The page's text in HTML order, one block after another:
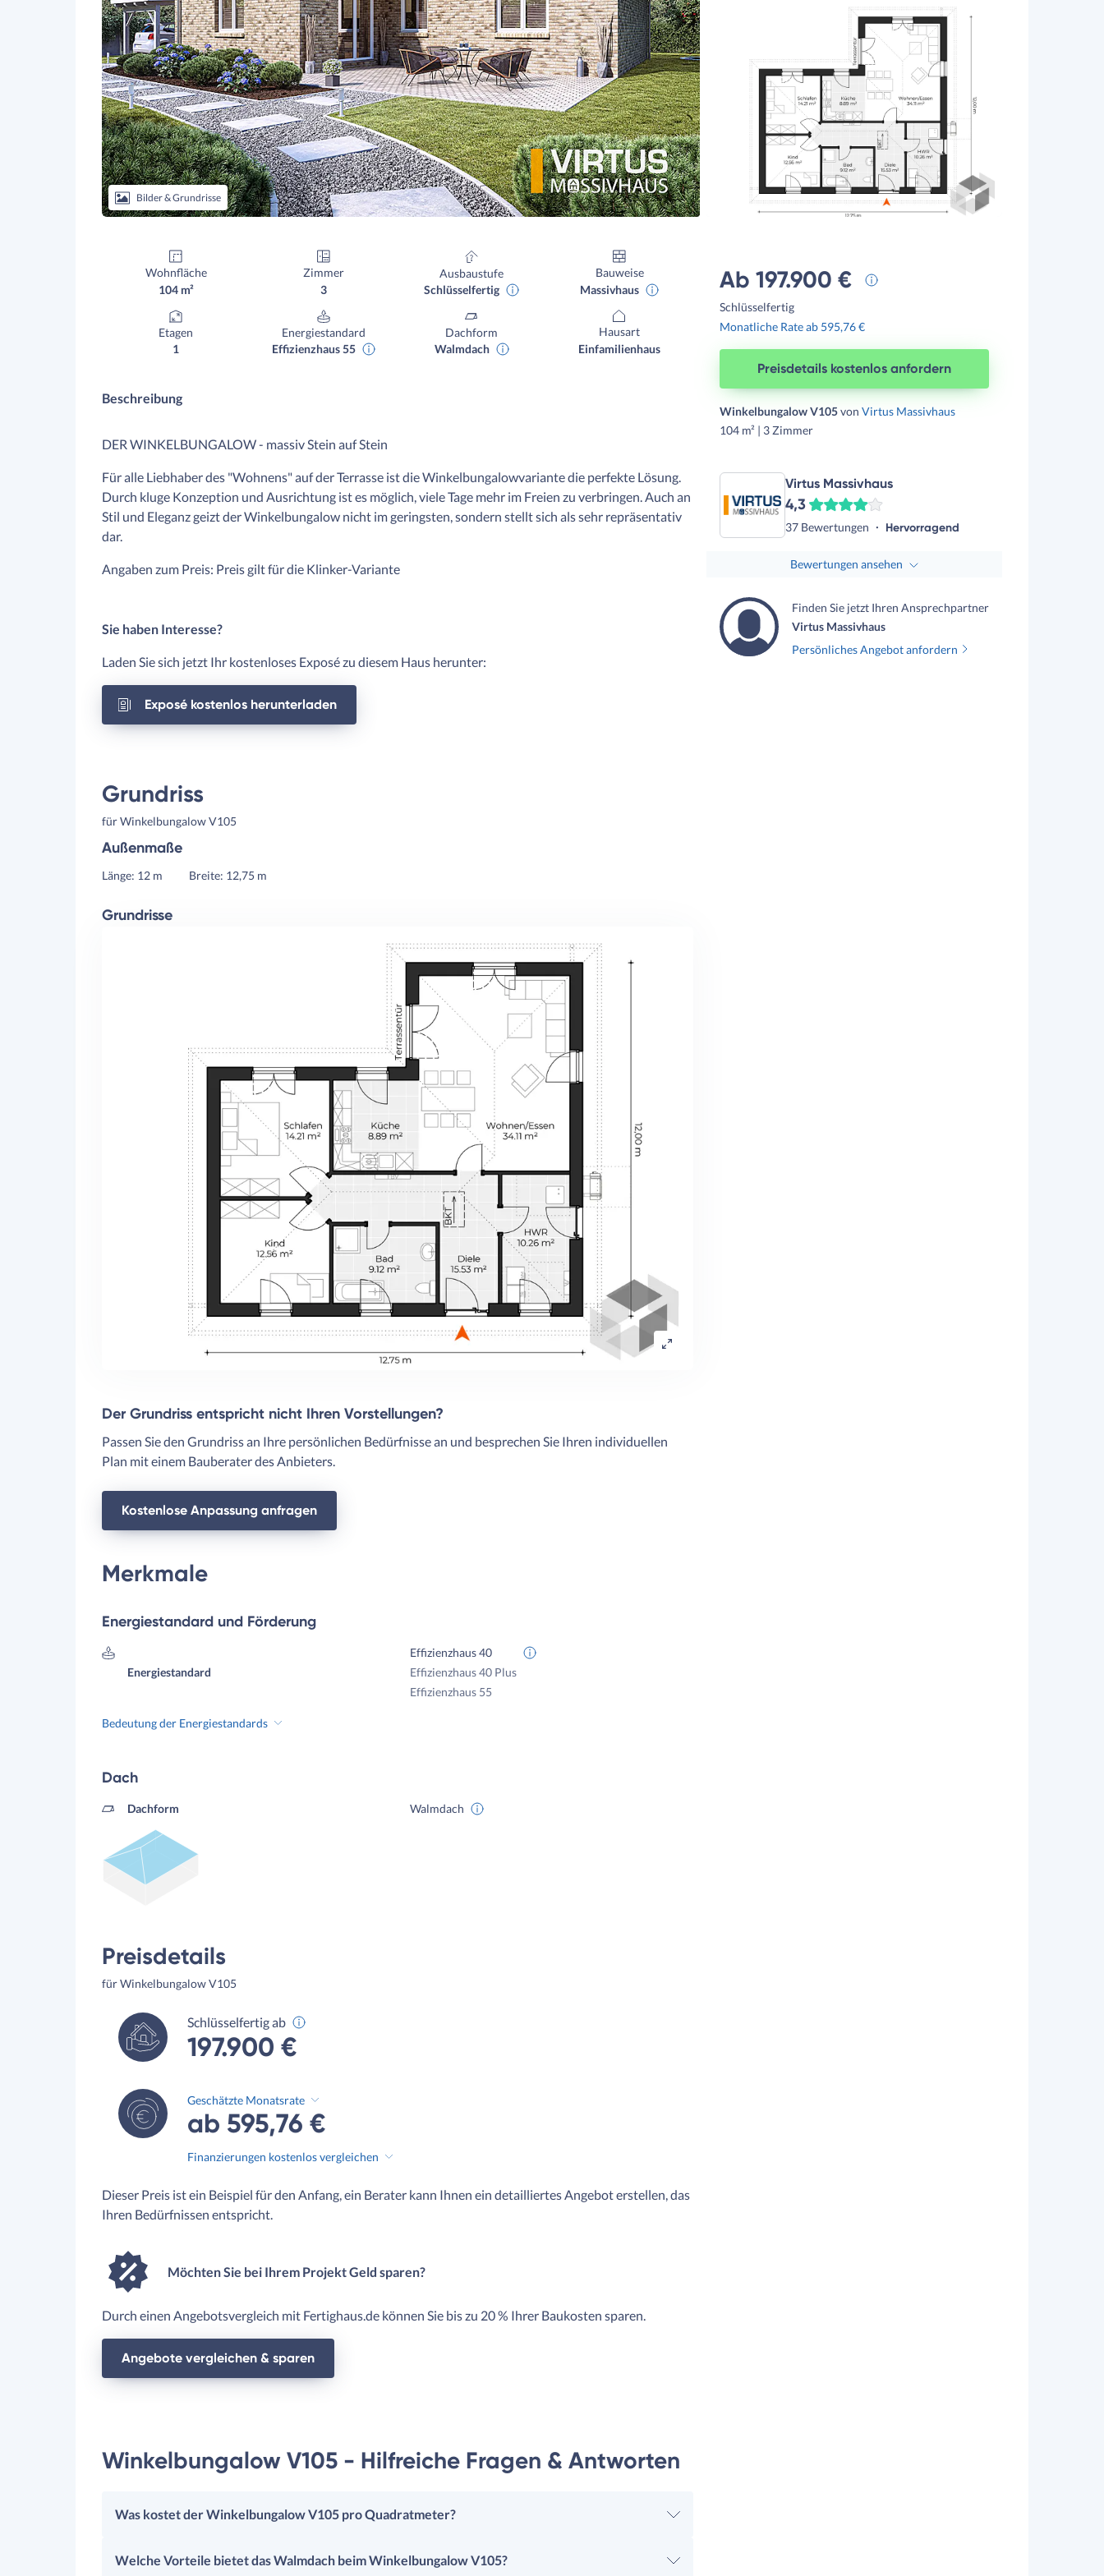
Bilder & Grundrisse
Wohnfläche
104 m²
Zimmer
3
Ausbaustufe
Schlüsselfertig
Bauweise
Massivhaus
Etagen
1
Energiestandard
Effizienzhaus 55
Dachform
Walmdach
Hausart
Einfamilienhaus
Beschreibung
DER WINKELBUNGALOW - massiv Stein auf Stein
Für alle Liebhaber des "Wohnens" auf der Terrasse ist die Winkelbungalowvariante die perfekte Lösung.
Durch kluge Konzeption und Ausrichtung ist es möglich, viele Tage mehr im Freien zu verbringen. Auch an
Stil und Eleganz geizt der Winkelbungalow nicht im geringsten, sondern stellt sich als sehr repräsentativ
dar.
Angaben zum Preis: Preis gilt für die Klinker-Variante
Sie haben Interesse?
Laden Sie sich jetzt Ihr kostenloses Exposé zu diesem Haus herunter:
Exposé kostenlos herunterladen
Grundriss
für Winkelbungalow V105
Außenmaße
Länge: 12 m Breite: 12,75 m
Grundrisse
Der Grundriss entspricht nicht Ihren Vorstellungen?
Passen Sie den Grundriss an Ihre persönlichen Bedürfnisse an und besprechen Sie Ihren individuellen
Plan mit einem Bauberater des Anbieters.
Kostenlose Anpassung anfragen
Merkmale
Energiestandard und Förderung
Energiestandard
Effizienzhaus 40
Effizienzhaus 40 Plus
Effizienzhaus 55
Bedeutung der Energiestandards
Dach
Dachform Walmdach
Preisdetails
für Winkelbungalow V105
Schlüsselfertig ab
197.900 €
Geschätzte Monatsrate
ab 595,76 €
Finanzierungen kostenlos vergleichen
Dieser Preis ist ein Beispiel für den Anfang, ein Berater kann Ihnen ein detailliertes Angebot erstellen, das
Ihren Bedürfnissen entspricht.
Möchten Sie bei Ihrem Projekt Geld sparen?
Durch einen Angebotsvergleich mit Fertighaus.de können Sie bis zu 20 % Ihrer Baukosten sparen.
Angebote vergleichen & sparen
Winkelbungalow V105 - Hilfreiche Fragen & Antworten
Was kostet der Winkelbungalow V105 pro Quadratmeter?
Welche Vorteile bietet das Walmdach beim Winkelbungalow V105?
Ab 197.900 €
Schlüsselfertig
Monatliche Rate ab 595,76 €
Preisdetails kostenlos anfordern
Winkelbungalow V105von Virtus Massivhaus
104 m² | 3 Zimmer
Virtus Massivhaus
4,3
37 Bewertungen Hervorragend
Bewertungen ansehen
Finden Sie jetzt Ihren Ansprechpartner
Virtus Massivhaus
Persönliches Angebot anfordern